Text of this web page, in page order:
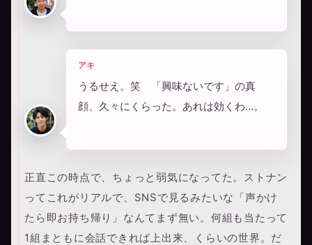
アキ
うるせえ。笑 「興味ないです」の真
顔、久々にくらった。あれは効くわ…。
正直この時点で、ちょっと弱気になってた。ストナン
ってこれがリアルで、SNSで見るみたいな「声かけ
たら即お持ち帰り」なんてまず無い。何組も当たって
1組まともに会話できれば上出来、くらいの世界。だ